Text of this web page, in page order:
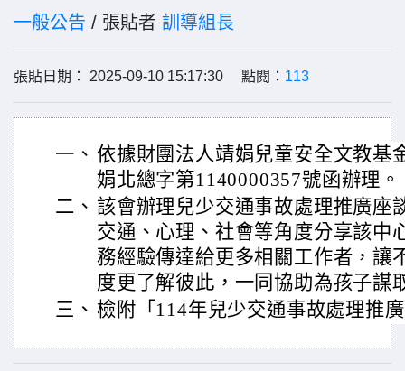
一般公告 / 張貼者 訓導組長
張貼日期： 2025-09-10 15:17:30 點閱： 113
一、 依據財團法人靖娟兒童安全文教基
娟北總字第1140000357號函辦理。
二、 該會辦理兒少交通事故處理推廣座
交通、心理、社會等角度分享該中
務經驗傳達給更多相關工作者，讓
度更了解彼此，一同協助為孩子謀
三、 檢附「114年兒少交通事故處理推